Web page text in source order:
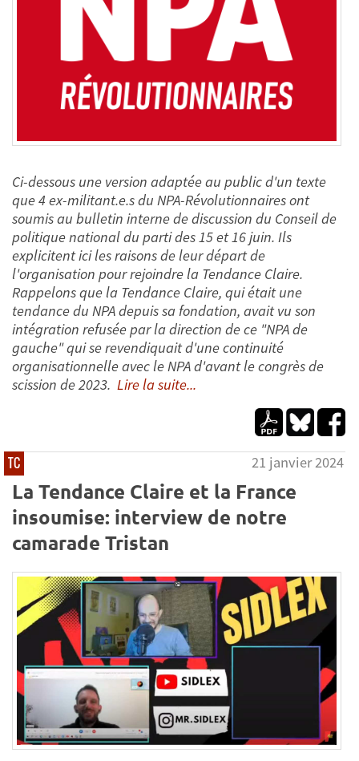
Ci-dessous une version adaptée au public d'un texte
que 4 ex-militant.e.s du NPA-Révolutionnaires ont
soumis au bulletin interne de discussion du Conseil de
politique national du parti des 15 et 16 juin. Ils
explicitent ici les raisons de leur départ de
l'organisation pour rejoindre la Tendance Claire.
Rappelons que la Tendance Claire, qui était une
tendance du NPA depuis sa fondation, avait vu son
intégration refusée par la direction de ce "NPA de
gauche" qui se revendiquait d'une continuité
organisationnelle avec le NPA d'avant le congrès de
scission de 2023. Lire la suite...
TC 21 janvier 2024
La Tendance Claire et la France
insoumise: interview de notre
camarade Tristan